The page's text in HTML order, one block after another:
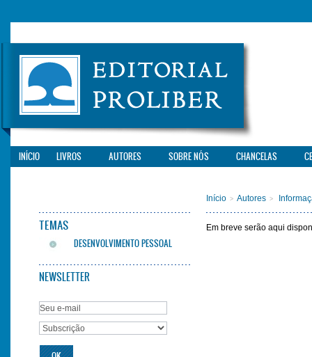
INÍCIO LIVROS AUTORES SOBRE NÓS CHANCELAS
TEMAS
DESENVOLVIMENTO PESSOAL
NEWSLETTER
Início > Autores >
Em breve serão aqui